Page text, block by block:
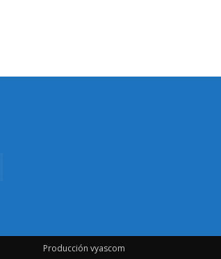
Producción vyascom